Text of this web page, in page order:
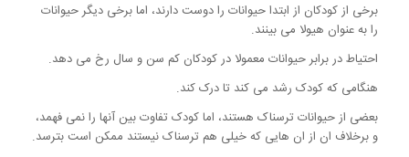
برخی از کودکان از ابتدا حیوانات را دوست دارند، اما برخی دیگر حیوانات
را به عنوان هیولا می بینند.
احتیاط در برابر حیوانات معمولا در کودکان کم سن و سال رخ می دهد.
هنگامی که کودک رشد می کند تا درک کند.
بعضی از حیوانات ترسناک هستند، اما کودک تفاوت بین آنها را نمی فهمد،
و برخلاف ان از ان هایی که خیلی هم ترسناک نیستند ممکن است بترسد.